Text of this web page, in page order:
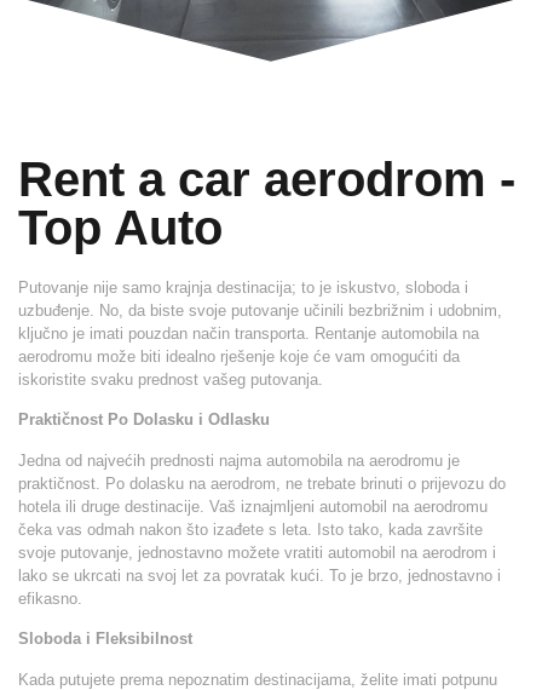
Rent a car aerodrom -
Top Auto
Putovanje nije samo krajnja destinacija; to je iskustvo, sloboda i
uzbuđenje. No, da biste svoje putovanje učinili bezbrižnim i udobnim,
ključno je imati pouzdan način transporta. Rentanje automobila na
aerodromu može biti idealno rješenje koje će vam omogućiti da
iskoristite svaku prednost vašeg putovanja.
Praktičnost Po Dolasku i Odlasku
Jedna od najvećih prednosti najma automobila na aerodromu je
praktičnost. Po dolasku na aerodrom, ne trebate brinuti o prijevozu do
hotela ili druge destinacije. Vaš iznajmljeni automobil na aerodromu
čeka vas odmah nakon što izađete s leta. Isto tako, kada završite
svoje putovanje, jednostavno možete vratiti automobil na aerodrom i
lako se ukrcati na svoj let za povratak kući. To je brzo, jednostavno i
efikasno.
Sloboda i Fleksibilnost
Kada putujete prema nepoznatim destinacijama, želite imati potpunu